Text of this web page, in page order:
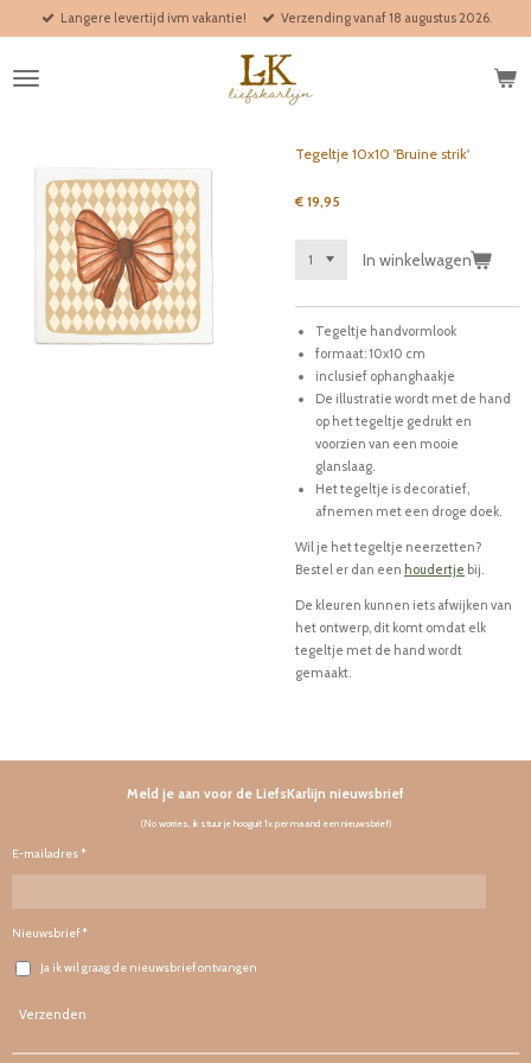
de
Langere levertijd ivm vakantie! Verzending vanaf 18 augustus 2026.
Tegeltje 10x10 'Bruine strik'
€ 19,95
In winkelwagen
Tegeltje handvormlook
formaat: 10x10 cm
inclusief ophanghaakje
De illustratie wordt met de hand
op het tegeltje gedrukt en
voorzien van een mooie
glanslaag.
Het tegeltje is decoratief,
afnemen met een droge doek.
Wil je het tegeltje neerzetten?
Bestel er dan een houdertje bij.
De kleuren kunnen iets afwijken van
het ontwerp, dit komt omdat elk
tegeltje met de hand wordt
gemaakt.
Meld je aan voor de LiefsKarlijn nieuwsbrief
(No worries, ik stuur je hooguit 1x per maand een nieuwsbrief)
E-mailadres *
Nieuwsbrief *
Ja ik wil graag de nieuwsbrief ontvangen
Verzenden